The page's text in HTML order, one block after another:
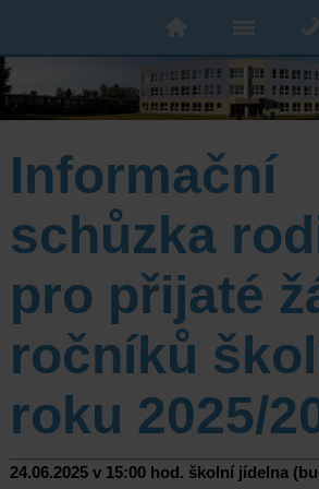
Informační
schůzka
pro přijaté
ročníků
roku 2025/
24.06.2025 v 15:00 hod. školní jídelna